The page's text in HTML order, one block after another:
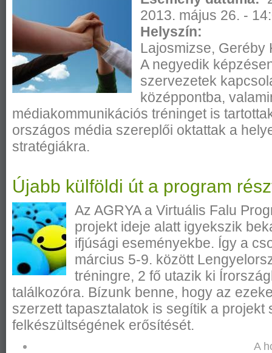
2013. május 26. -
Helyszín:
Lajosmizse, Geréby
A negyedik
szervezetek
középpontba,
médiakommunikációs tréninget is
országos média szereplői oktattak a
stratégiákra.
Újabb külföldi út a program
Az AGRYA a Virtuális Falu
projekt ideje alatt igyekszik
ifjúsági eseményekbe. Így a
március 5-9. között
tréningre, 2 fő utazik ki
találkozóra. Bízunk benne, hogy az
szerzett tapasztalatok is segítik a projekt
felkészültségének erősítését.
A